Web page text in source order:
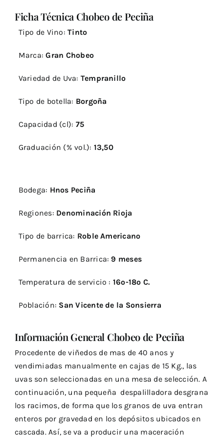
Chobeo
de
2014
Ficha Técnica Chobeo de Peciña
Tipo de Vino:Tinto
Marca: Gran Chobeo
Variedad de Uva: Tempranillo
Tipo de botella: Borgoña
Capacidad (cl): 75
Graduación (% vol.): 13,50
Bodega: Hnos Peciña
Regiones: Denominación Rioja
Tipo de barrica: Roble Americano
Permanencia en Barrica: 9 meses
Temperatura de servicio : 16º-18º C.
Población: San Vicente de la Sonsierra
Información General Chobeo de Peciña
Procedente de viñedos de mas de 40 anos y
vendimiadas manualmente en cajas de 15 Kg., las
uvas son seleccionadas en una mesa de selección. A
continuación, una pequeña despalilladora desgrana
los racimos, de forma que los granos de uva entran
enteros por gravedad en los depósitos ubicados en
cascada. Así, se va a producir una maceración